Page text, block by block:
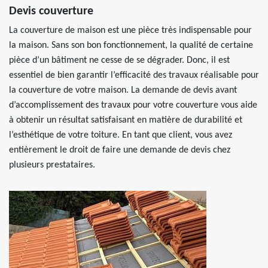
Devis couverture
La couverture de maison est une pièce très indispensable pour
la maison. Sans son bon fonctionnement, la qualité de certaine
pièce d’un bâtiment ne cesse de se dégrader. Donc, il est
essentiel de bien garantir l’efficacité des travaux réalisable pour
la couverture de votre maison. La demande de devis avant
d’accomplissement des travaux pour votre couverture vous aide
à obtenir un résultat satisfaisant en matière de durabilité et
l’esthétique de votre toiture. En tant que client, vous avez
entièrement le droit de faire une demande de devis chez
plusieurs prestataires.